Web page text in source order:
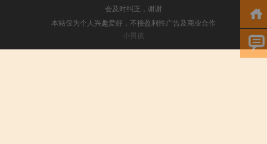
会及时纠正，谢谢
本站仅为个人兴趣爱好，不接盈利性广告及商业合作
小男孩